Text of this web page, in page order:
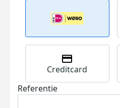
Creditcard
Referentie